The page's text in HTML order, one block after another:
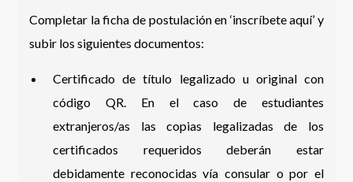
Completar la ficha de postulación en ‘inscríbete aquí’ y
subir los siguientes documentos:
Certificado de título legalizado u original con
código QR. En el caso de estudiantes
extranjeros/as las copias legalizadas de los
certificados requeridos deberán estar
debidamente reconocidas vía consular o por el